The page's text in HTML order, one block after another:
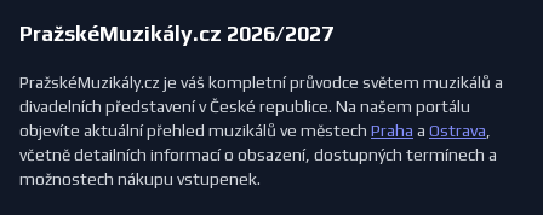
PražskéMuzikály.cz 2026/2027
PražskéMuzikály.cz je váš kompletní průvodce světem muzikálů a
divadelních představení v České republice. Na našem portálu
objevíte aktuální přehled muzikálů ve městech Praha a Ostrava
včetně detailních informací o obsazení, dostupných termínech a
možnostech nákupu vstupenek.